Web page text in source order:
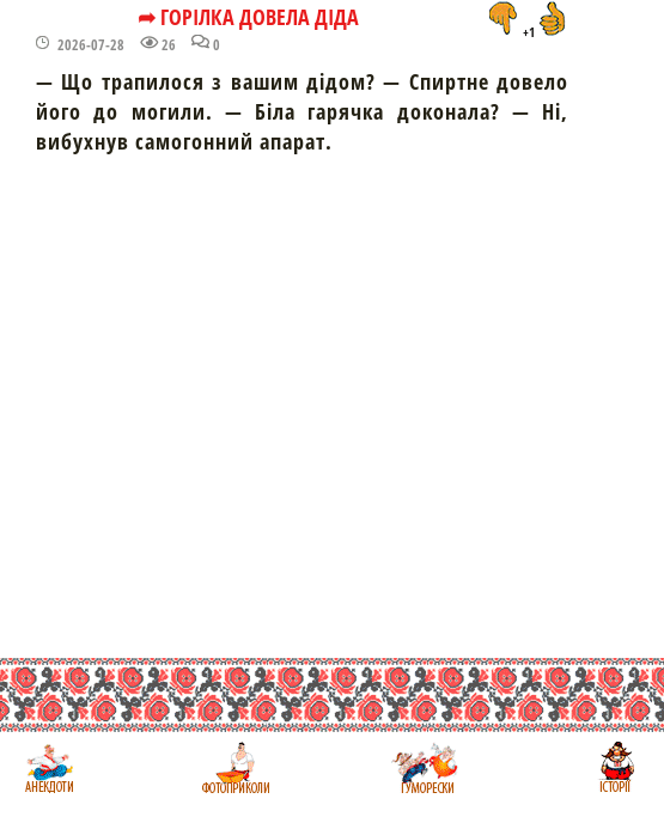
➦ ГОРІЛКА ДОВЕЛА ДІДА
2026-07-28 26 0
+1
— Що трапилося з вашим дідом? — Спиртне довело
його до могили. — Біла гарячка доконала? — Ні,
вибухнув самогонний апарат.